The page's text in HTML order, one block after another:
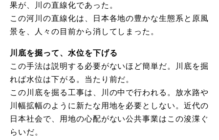
果が、川の直線化であった。
この河川の直線化は、日本各地の豊かな生態系と原風
景を、人々の目前から消してしまった。
川底を掘って、水位を下げる
この手法は説明する必要がないほど簡単だ。川底を掘
れば水位は下がる。当たり前だ。
この川底を掘る工事は、川の中で行われる。放水路や
川幅拡幅のように新たな用地を必要としない。近代の
日本社会で、用地の心配がない公共事業はこの浚渫ぐ
らいだ。